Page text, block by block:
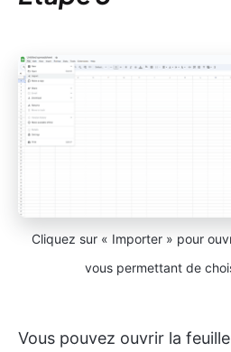
Cliquez sur « Importer » pour
vous permettant de
Vous pouvez ouvrir la